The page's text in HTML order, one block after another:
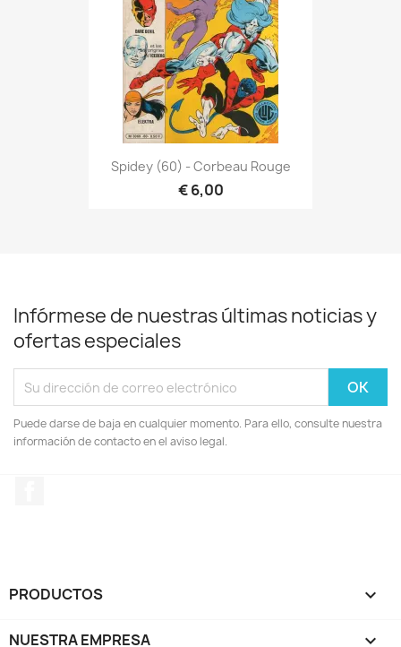
Spidey (60) - Corbeau Rouge
€ 6,00
Infórmese de nuestras últimas noticias y
ofertas especiales
Puede darse de baja en cualquier momento. Para ello, consulte nuestra
información de contacto en el aviso legal.
PRODUCTOS 
NUESTRA EMPRESA 